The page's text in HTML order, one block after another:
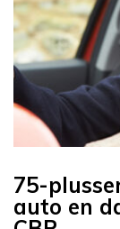
75-
auto en